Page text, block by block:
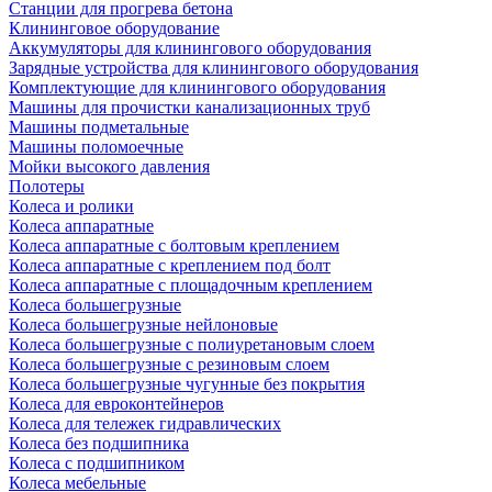
Станции для прогрева бетона
Клининговое оборудование
Аккумуляторы для клинингового оборудования
Зарядные устройства для клинингового оборудования
Комплектующие для клинингового оборудования
Машины для прочистки канализационных труб
Машины подметальные
Машины поломоечные
Мойки высокого давления
Полотеры
Колеса и ролики
Колеса аппаратные
Колеса аппаратные с болтовым креплением
Колеса аппаратные с креплением под болт
Колеса аппаратные с площадочным креплением
Колеса большегрузные
Колеса большегрузные нейлоновые
Колеса большегрузные с полиуретановым слоем
Колеса большегрузные с резиновым слоем
Колеса большегрузные чугунные без покрытия
Колеса для евроконтейнеров
Колеса для тележек гидравлических
Колеса без подшипника
Колеса с подшипником
Колеса мебельные